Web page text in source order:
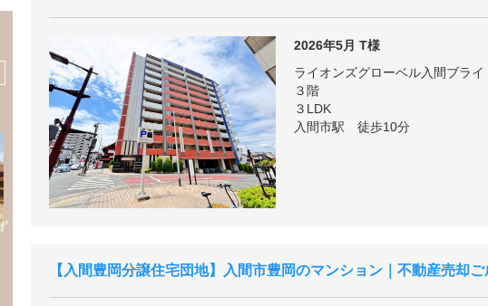
2026年5月 T様
ライオンズグローベル入間ブライ
３階
３LDK
入間市駅 徒歩10分
入間豊岡分譲住宅団地 入間市豊岡のマンション｜不動産売却